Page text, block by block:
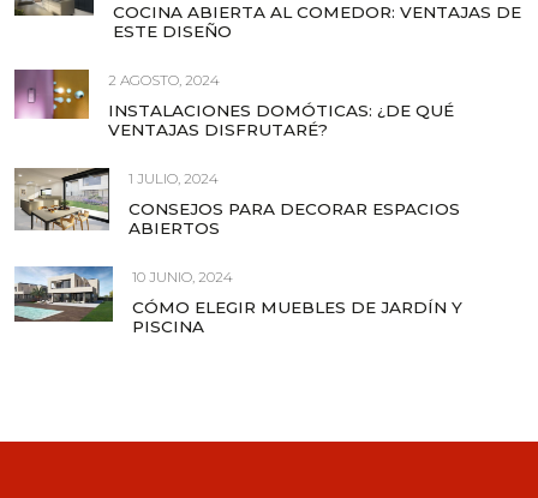
COCINA ABIERTA AL COMEDOR: VENTAJAS DE
ESTE DISEÑO
2 AGOSTO, 2024
INSTALACIONES DOMÓTICAS: ¿DE QUÉ
VENTAJAS DISFRUTARÉ?
1 JULIO, 2024
CONSEJOS PARA DECORAR ESPACIOS
ABIERTOS
10 JUNIO, 2024
CÓMO ELEGIR MUEBLES DE JARDÍN Y
PISCINA